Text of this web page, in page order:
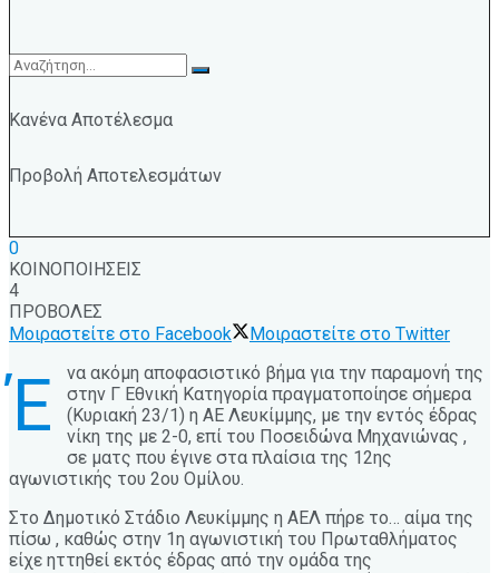
Κανένα Αποτέλεσμα
Προβολή Αποτελεσμάτων
0
ΚΟΙΝΟΠΟΙΗΣΕΙΣ
4
ΠΡΟΒΟΛΕΣ
Μοιραστείτε στο Facebook
Μοιραστείτε στο Twitter
Έ
να ακόμη αποφασιστικό βήμα για την παραμονή της
στην Γ Εθνική Κατηγορία πραγματοποίησε σήμερα
(Κυριακή 23/1) η ΑΕ Λευκίμμης, με την εντός έδρας
νίκη της με 2-0, επί του Ποσειδώνα Μηχανιώνας ,
σε ματς που έγινε στα πλαίσια της 12ης
αγωνιστικής του 2ου Ομίλου.
Στο Δημοτικό Στάδιο Λευκίμμης η ΑΕΛ πήρε το… αίμα της
πίσω , καθώς στην 1η αγωνιστική του Πρωταθλήματος
είχε ηττηθεί εκτός έδρας από την ομάδα της